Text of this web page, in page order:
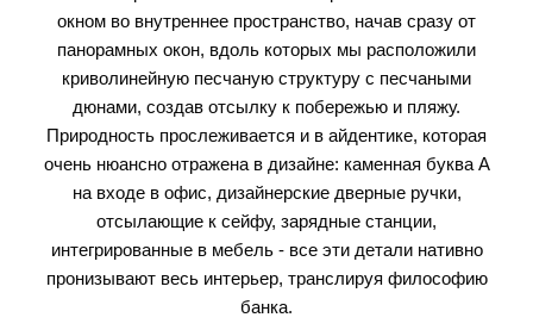
окном во внутреннее пространство, начав сразу от
панорамных окон, вдоль которых мы расположили
криволинейную песчаную структуру с песчаными
дюнами, создав отсылку к побережью и пляжу.
Природность прослеживается и в айдентике, которая
очень нюансно отражена в дизайне: каменная буква А
на входе в офис, дизайнерские дверные ручки,
отсылающие к сейфу, зарядные станции,
интегрированные в мебель - все эти детали нативно
пронизывают весь интерьер, транслируя философию
банка.